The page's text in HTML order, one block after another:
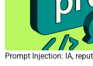
Prompt Injection: IA,